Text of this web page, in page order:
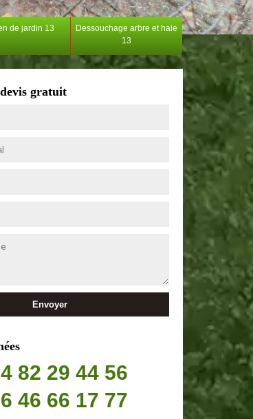
de jardin 13
Dessouchage arbre et haie
13
gratuit
82 29 44 56
46 66 17 77